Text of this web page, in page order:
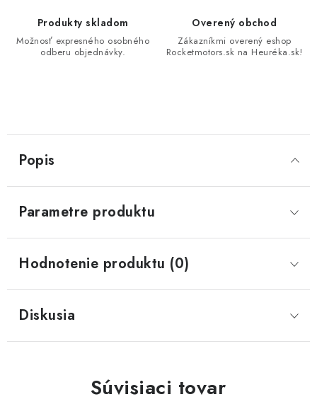
Produkty skladom
Možnosť expresného osobného
odberu objednávky.
Overený obchod
Zákazníkmi overený eshop
Rocketmotors.sk na Heuréka.sk!
Popis
Parametre produktu
Hodnotenie produktu (0)
Diskusia
Súvisiaci tovar